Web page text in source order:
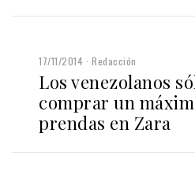
17/11/2014 Redacción
Los venezolanos
comprar un
prendas en Zara